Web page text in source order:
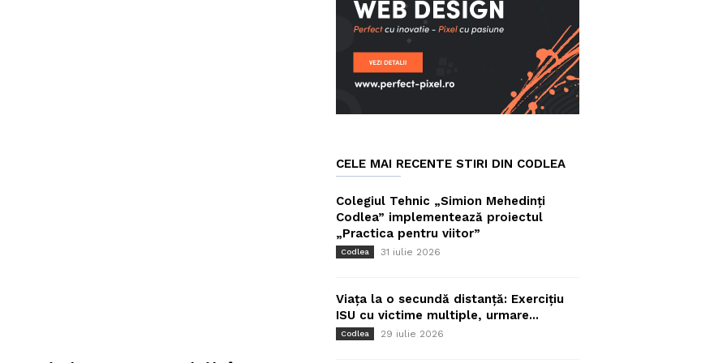
CELE MAI RECENTE STIRI DIN CODLEA
Colegiul Tehnic „Simion Mehedinți
Codlea” implementează proiectul
„Practica pentru viitor”
Codlea 31 iulie 2026
Viața la o secundă distanță: Exercițiu
ISU cu victime multiple, urmare...
Codlea 29 iulie 2026